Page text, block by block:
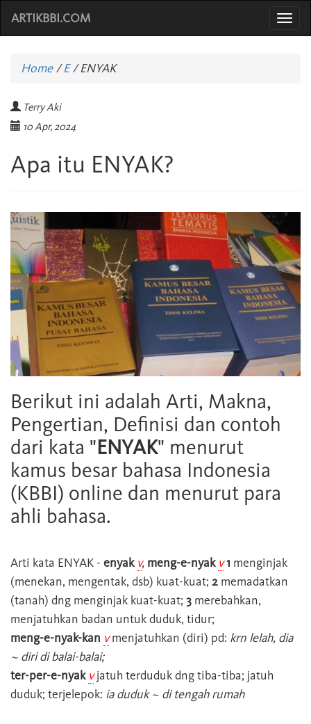
ARTIKBBI.COM
Home/E /ENYAK
Terry Aki
10 Apr, 2024
Apa itu ENYAK?
Berikut ini adalah Arti, Makna,
Pengertian, Definisi dan contoh
dari kata "ENYAK" menurut
kamus besar bahasa Indonesia
(KBBI) online dan menurut para
ahli bahasa.
Arti kata ENYAK - enyak v, meng-e-nyak v1 menginjak
(menekan, mengentak, dsb) kuat-kuat; 2 memadatkan
(tanah) dng menginjak kuat-kuat; 3 merebahkan,
menjatuhkan badan untuk duduk, tidur;
meng-e-nyak-kan vmenjatuhkan (diri) pd: krn lelah, dia
~ diri di balai-balai;
ter-per-e-nyak vjatuh terduduk dng tiba-tiba; jatuh
duduk; terjelepok: ia duduk ~ di tengah rumah